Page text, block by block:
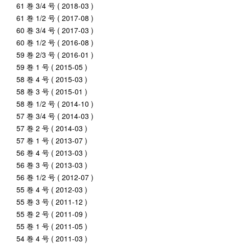
61 巻 3/4 号 ( 2018-03 )
61 巻 1/2 号 ( 2017-08 )
60 巻 3/4 号 ( 2017-03 )
60 巻 1/2 号 ( 2016-08 )
59 巻 2/3 号 ( 2016-01 )
59 巻 1 号 ( 2015-05 )
58 巻 4 号 ( 2015-03 )
58 巻 3 号 ( 2015-01 )
58 巻 1/2 号 ( 2014-10 )
57 巻 3/4 号 ( 2014-03 )
57 巻 2 号 ( 2014-03 )
57 巻 1 号 ( 2013-07 )
56 巻 4 号 ( 2013-03 )
56 巻 3 号 ( 2013-03 )
56 巻 1/2 号 ( 2012-07 )
55 巻 4 号 ( 2012-03 )
55 巻 3 号 ( 2011-12 )
55 巻 2 号 ( 2011-09 )
55 巻 1 号 ( 2011-05 )
54 巻 4 号 ( 2011-03 )